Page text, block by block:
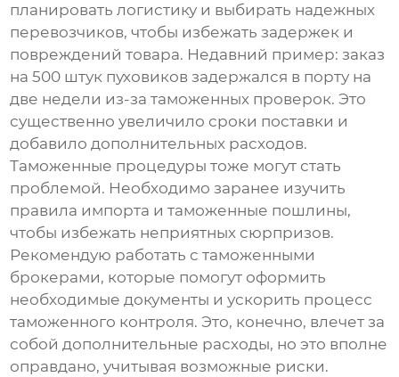
планировать логистику и выбирать надежных
перевозчиков, чтобы избежать задержек и
повреждений товара. Недавний пример: заказ
на 500 штук пуховиков задержался в порту на
две недели из-за таможенных проверок. Это
существенно увеличило сроки поставки и
добавило дополнительных расходов.
Таможенные процедуры тоже могут стать
проблемой. Необходимо заранее изучить
правила импорта и таможенные пошлины,
чтобы избежать неприятных сюрпризов.
Рекомендую работать с таможенными
брокерами, которые помогут оформить
необходимые документы и ускорить процесс
таможенного контроля. Это, конечно, влечет за
собой дополнительные расходы, но это вполне
оправдано, учитывая возможные риски.